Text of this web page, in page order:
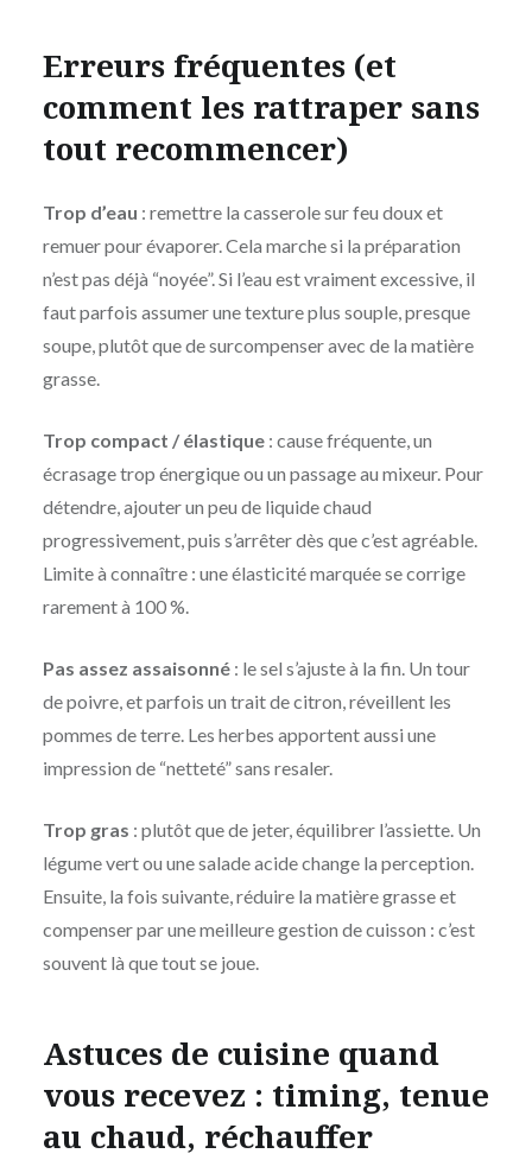
Erreurs fréquentes (et
comment les rattraper sans
tout recommencer)
Trop d’eau : remettre la casserole sur feu doux et
remuer pour évaporer. Cela marche si la préparation
n’est pas déjà “noyée”. Si l’eau est vraiment excessive, il
faut parfois assumer une texture plus souple, presque
soupe, plutôt que de surcompenser avec de la matière
grasse.
Trop compact / élastique: cause fréquente, un
écrasage trop énergique ou un passage au mixeur. Pour
détendre, ajouter un peu de liquide chaud
progressivement, puis s’arrêter dès que c’est agréable.
Limite à connaître : une élasticité marquée se corrige
rarement à 100 %.
Pas assez assaisonné: le sel s’ajuste à la fin. Un tour
de poivre, et parfois un trait de citron, réveillent les
pommes de terre. Les herbes apportent aussi une
impression de “netteté” sans resaler.
Trop gras : plutôt que de jeter, équilibrer l’assiette. Un
légume vert ou une salade acide change la perception.
Ensuite, la fois suivante, réduire la matière grasse et
compenser par une meilleure gestion de cuisson : c’est
souvent là que tout se joue.
Astuces de cuisine quand
vous recevez : timing, tenue
au chaud, réchauffer